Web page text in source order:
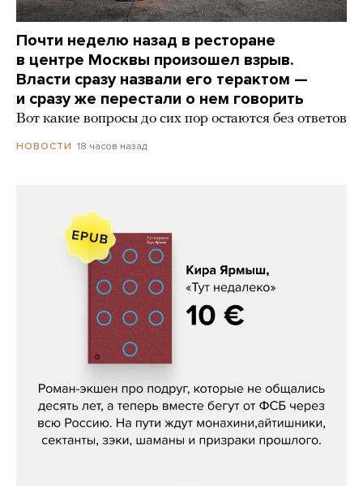
Почти неделю назад в ресторане
в центре Москвы произошел взрыв.
Власти сразу назвали его терактом —
и сразу же перестали о нем говорить
Вот какие вопросы до сих пор остаются без ответов
НОВОСТИ 18 часов назад
Кира Ярмыш, «Тут недалеко»